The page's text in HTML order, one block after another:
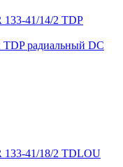
TDP радиальный DC